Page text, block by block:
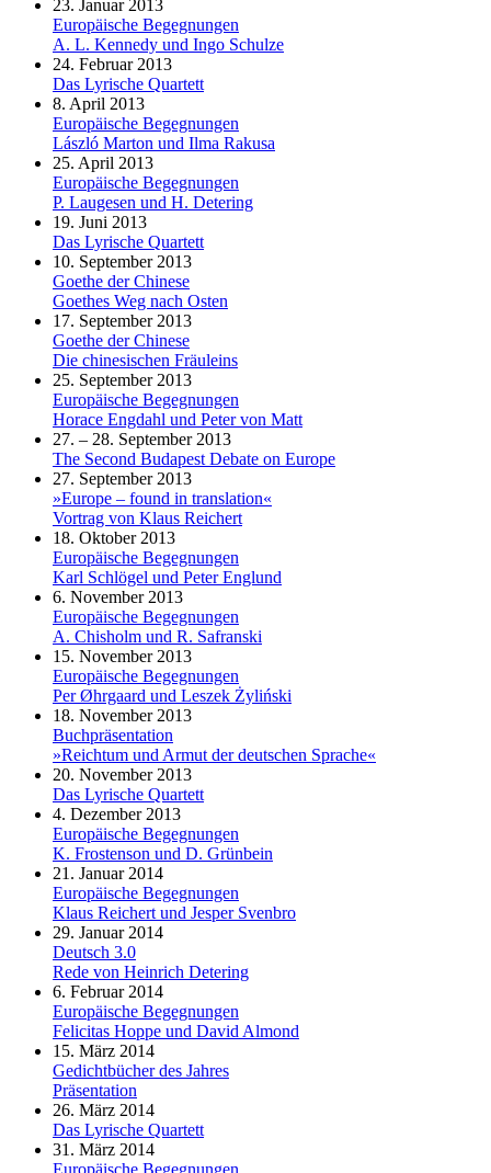
23. Januar 2013
Europäische Begegnungen
A. L. Kennedy und Ingo Schulze
24. Februar 2013
Das Lyrische Quartett
8. April 2013
Europäische Begegnungen
László Marton und Ilma Rakusa
25. April 2013
Europäische Begegnungen
P. Laugesen und H. Detering
19. Juni 2013
Das Lyrische Quartett
10. September 2013
Goethe der Chinese
Goethes Weg nach Osten
17. September 2013
Goethe der Chinese
Die chinesischen Fräuleins
25. September 2013
Europäische Begegnungen
Horace Engdahl und Peter von Matt
27. – 28. September 2013
The Second Budapest Debate on Europe
27. September 2013
»Europe – found in translation«
Vortrag von Klaus Reichert
18. Oktober 2013
Europäische Begegnungen
Karl Schlögel und Peter Englund
6. November 2013
Europäische Begegnungen
A. Chisholm und R. Safranski
15. November 2013
Europäische Begegnungen
Per Øhrgaard und Leszek Żyliński
18. November 2013
Buchpräsentation
»Reichtum und Armut der deutschen Sprache«
20. November 2013
Das Lyrische Quartett
4. Dezember 2013
Europäische Begegnungen
K. Frostenson und D. Grünbein
21. Januar 2014
Europäische Begegnungen
Klaus Reichert und Jesper Svenbro
29. Januar 2014
Deutsch 3.0
Rede von Heinrich Detering
6. Februar 2014
Europäische Begegnungen
Felicitas Hoppe und David Almond
15. März 2014
Gedichtbücher des Jahres
Präsentation
26. März 2014
Das Lyrische Quartett
31. März 2014
Europäische Begegnungen